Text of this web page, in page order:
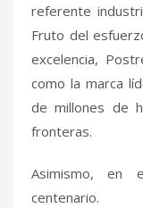
referente
Fruto del
excelencia,
como la marca
de millones de
fronteras.
Asimismo, en
centenario.